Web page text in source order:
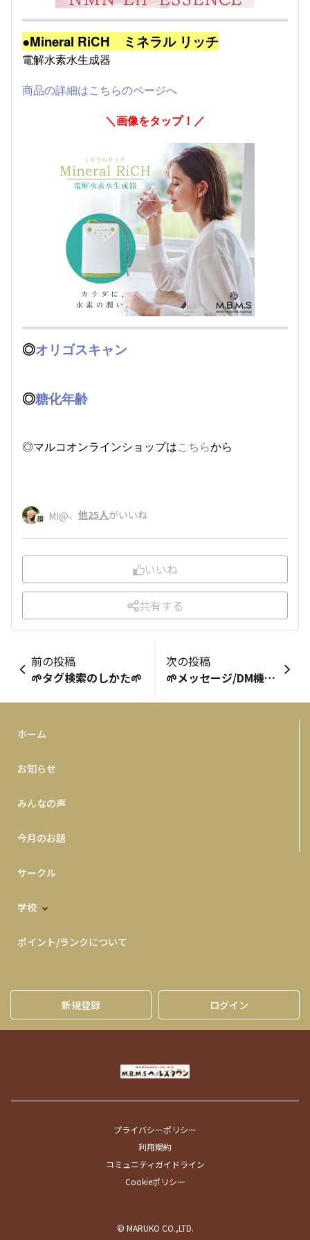
●Mineral RiCH ミネラル リッチ
電解水素水生成器
商品の詳細はこちらのページへ
＼画像をタップ！／
◎オリゴスキャン
◎糖化年齢
◎マルコオンラインショップはこちらから
MI@、 他25人がいいね
いいね
共有する
前の投稿
🌱タグ検索のしかた🌱
次の投稿
🌱メッセージ/DM機能🌱
ホーム
お知らせ
みんなの声
今月のお題
サークル
学校
ポイント/ランクについて
新規登録 ログイン
プライバシーポリシー
利用規約
コミュニティガイドライン
Cookieポリシー
© MARUKO CO.,LTD.